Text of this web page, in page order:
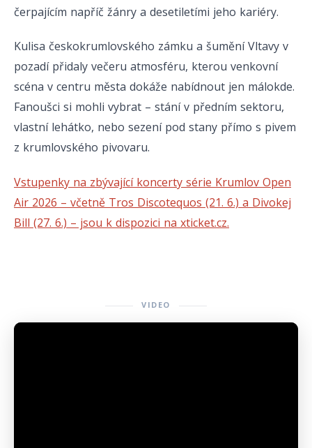
čerpajícím napříč žánry a desetiletími jeho kariéry.
Kulisa českokrumlovského zámku a šumění Vltavy v
pozadí přidaly večeru atmosféru, kterou venkovní
scéna v centru města dokáže nabídnout jen málokde.
Fanoušci si mohli vybrat – stání v předním sektoru,
vlastní lehátko, nebo sezení pod stany přímo s pivem
z krumlovského pivovaru.
Vstupenky na zbývající koncerty série Krumlov Open
Air 2026 – včetně Tros Discotequos (21. 6.) a Divokej
Bill (27. 6.) – jsou k dispozici na xticket.cz.
VIDEO